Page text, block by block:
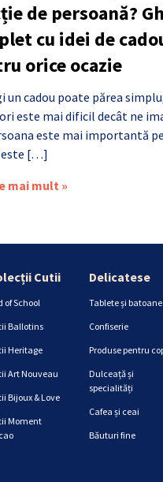
de persoană?
cu idei de
orice ocazie
un cadou poate părea
este mai dificil decât ne
este mai importantă
este […]
mai mult »
Cutii
of School
Ballotins
Heritage
Art Nouveau
Bijoux & Love
Moment
Delicatese
Tablete și batoane
Confiserie
Produse pentru
Dulceață și
specialități
Cafea și ceai
Băuturi fine